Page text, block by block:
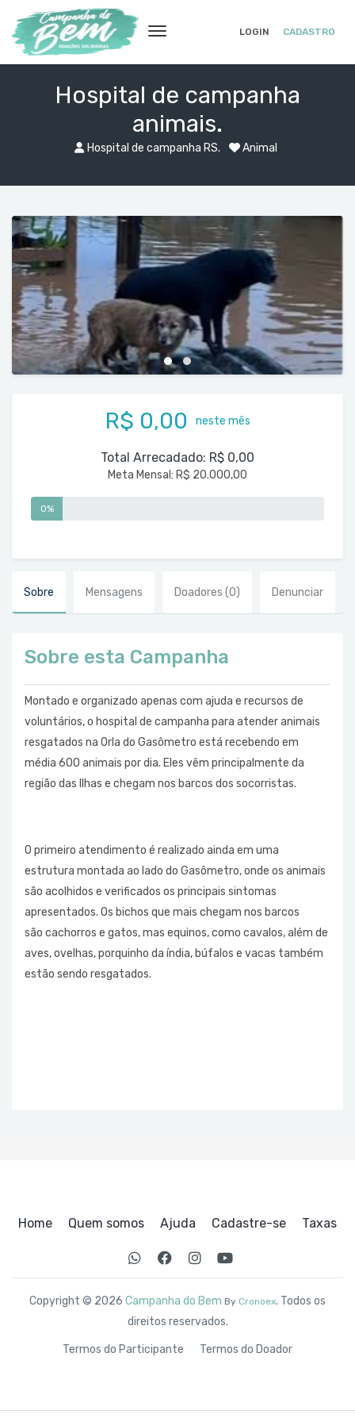
LOGIN CADASTRO
Hospital de campanha
animais.
Hospital de campanha RS. Animal
R$ 0,00 neste mês
Total Arrecadado: R$ 0,00
Meta Mensal: R$ 20.000,00
0%
Sobre Mensagens Doadores (0) Denunciar
Sobre esta Campanha
Montado e organizado apenas com ajuda e recursos de
voluntários, o hospital de campanha para atender animais
resgatados na Orla do Gasômetro está recebendo em
média 600 animais por dia. Eles vêm principalmente da
região das Ilhas e chegam nos barcos dos socorristas.
O primeiro atendimento é realizado ainda em uma
estrutura montada ao lado do Gasômetro, onde os animais
são acolhidos e verificados os principais sintomas
apresentados. Os bichos que mais chegam nos barcos
são cachorros e gatos, mas equinos, como cavalos, além de
aves, ovelhas, porquinho da índia, búfalos e vacas também
estão sendo resgatados.
Home Quem somos Ajuda Cadastre-se Taxas
Copyright © 2026 Campanha do Bem By Cronoex. Todos os
direitos reservados.
Termos do Participante Termos do Doador